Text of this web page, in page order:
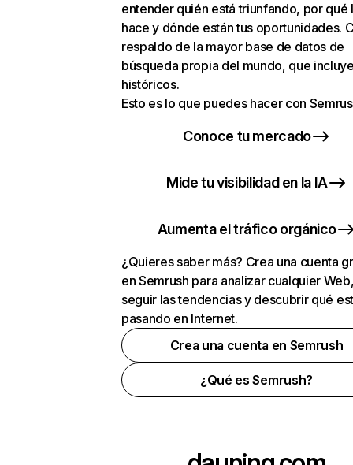
entender quién está triunfando, por qué
hace y dónde están tus oportunidades.
respaldo de la mayor base de datos de
búsqueda propia del mundo, que
históricos.
Esto es lo que puedes hacer con
Conoce tu mercado
Mide tu visibilidad en la IA
Aumenta el tráfico orgánico
¿Quieres saber más? Crea una cuenta
en Semrush para analizar cualquier
seguir las tendencias y descubrir qué
pasando en Internet.
Crea una cuenta en Semrush
¿Qué es Semrush?